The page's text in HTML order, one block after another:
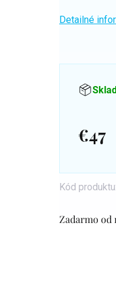
Zadarmo od
Detailné
€47
Kód produktu: